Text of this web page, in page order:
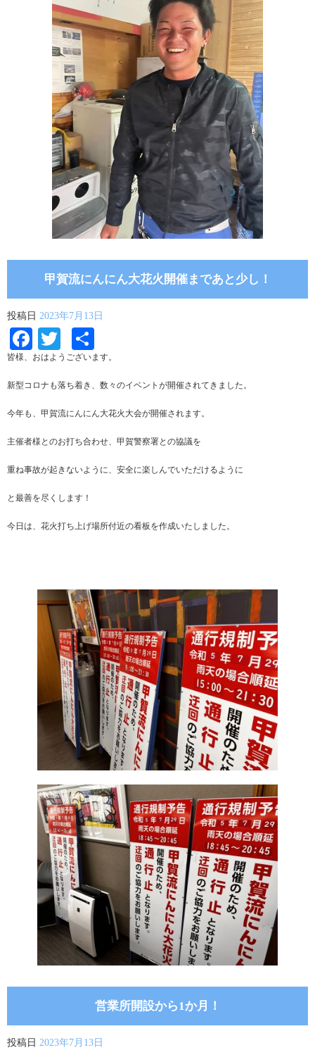
甲賀流にんにん大花火開催まであと少し！
投稿日 2023年7月13日
Facebook
Twitter
有
皆様、おはようございます。
新型コロナも落ち着き、数々のイベントが開催されてきました。
今年も、甲賀流にんにん大花火大会が開催されます。
主催者様とのお打ち合わせ、甲賀警察署との協議を
重ね事故が起きないように、安全に楽しんでいただけるように
と最善を尽くします！
今日は、花火打ち上げ場所付近の看板を作成いたしました。
営業所開設から1か月！
投稿日 2023年7月13日